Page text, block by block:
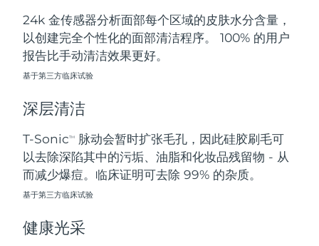
24k 金传感器分析面部每个区域的皮肤水分含量，
以创建完全个性化的面部清洁程序。 100% 的用户
报告比手动清洁效果更好。
基于第三方临床试验
深层清洁
T-SonicTM
脉动会暂时扩张毛孔，因此硅胶刷毛可
以去除深陷其中的污垢、油脂和化妆品残留物 - 从
而减少爆痘。临床证明可去除 99% 的杂质。
基于第三方临床试验
健康光采
马耳他
墨西哥 预计送达日期 8/14/26
摩纳哥
荷兰
新西兰 预计送达日期8/10/26
挪威 预计送达日期